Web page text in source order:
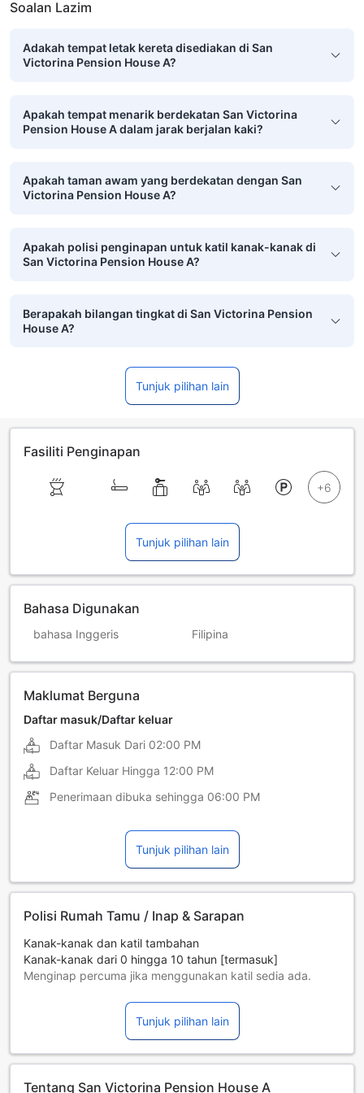
Soalan Lazim
Adakah tempat letak kereta disediakan di San
Victorina Pension House A?
Apakah tempat menarik berdekatan San Victorina
Pension House A dalam jarak berjalan kaki?
Apakah taman awam yang berdekatan dengan San
Victorina Pension House A?
Apakah polisi penginapan untuk katil kanak-kanak di
San Victorina Pension House A?
Berapakah bilangan tingkat di San Victorina Pension
House A?
Tunjuk pilihan lain
Fasiliti Penginapan
Tunjuk pilihan lain
Bahasa Digunakan
bahasa Inggeris Filipina
Maklumat Berguna
Daftar masuk/Daftar keluar
Daftar Masuk Dari 02:00 PM
Daftar Keluar Hingga 12:00 PM
Penerimaan dibuka sehingga 06:00 PM
Tunjuk pilihan lain
Polisi Rumah Tamu / Inap & Sarapan
Kanak-kanak dan katil tambahan
Kanak-kanak dari 0 hingga 10 tahun [termasuk]
Menginap percuma jika menggunakan katil sedia ada.
pilih, sila periksa polisi bilik individu untuk maklumat lebih
Jika anda menempah lebih daripada 5 buah bilik, polisi
berbeza dan caj tambahan mungkin akan diguna pakai.
Tunjuk pilihan lain
Tentang San Victorina Pension House A